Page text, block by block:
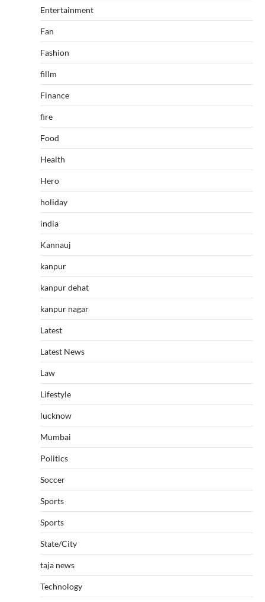
Entertainment
Fan
Fashion
fillm
Finance
fire
Food
Health
Hero
holiday
india
Kannauj
kanpur
kanpur dehat
kanpur nagar
Latest
Latest News
Law
Lifestyle
lucknow
Mumbai
Politics
Soccer
Sports
Sports
State/City
taja news
Technology